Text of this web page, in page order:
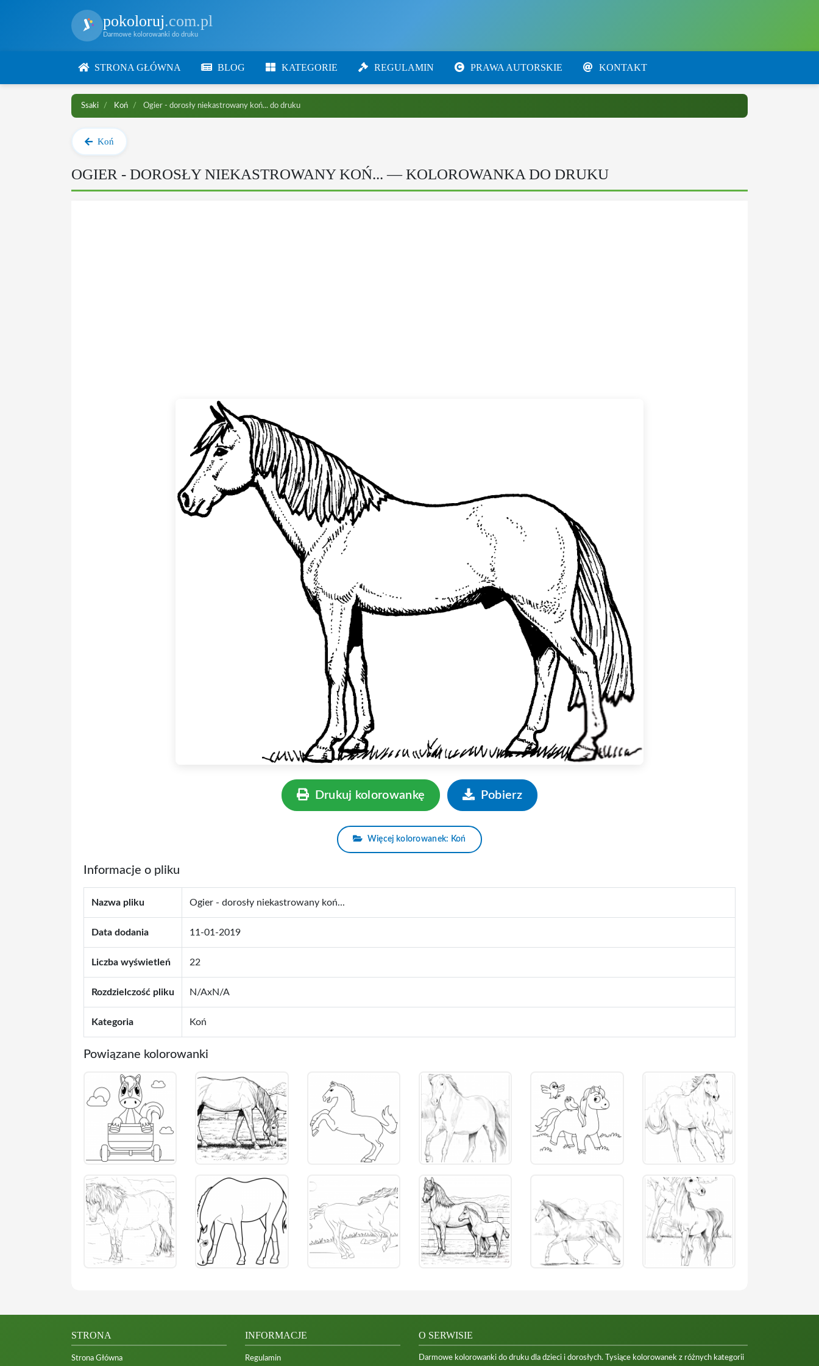
pokoloruj.com.pl
Darmowe kolorowanki do druku
STRONA GŁÓWNA BLOG KATEGORIE REGULAMIN PRAWA AUTORSKIE KONTAKT
Ssaki Koń Ogier - dorosły niekastrowany koń... do druku
Koń
OGIER - DOROSŁY NIEKASTROWANY KOŃ... — KOLOROWANKA DO DRUKU
Drukuj kolorowankę Pobierz
Więcej kolorowanek: Koń
Informacje o pliku
Nazwa pliku Ogier - dorosły niekastrowany koń...
Data dodania 11-01-2019
Liczba wyświetleń 22
Rozdzielczość pliku N/AxN/A
Kategoria Koń
Powiązane kolorowanki
STRONA
Strona Główna
INFORMACJE
Regulamin
O SERWISIE
Darmowe kolorowanki do druku dla dzieci i dorosłych. Tysiące kolorowanek z różnych kategorii